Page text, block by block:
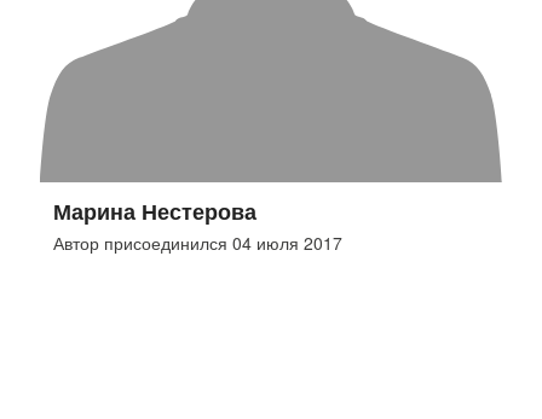
Марина Нестерова
Автор присоединился 04 июля 2017